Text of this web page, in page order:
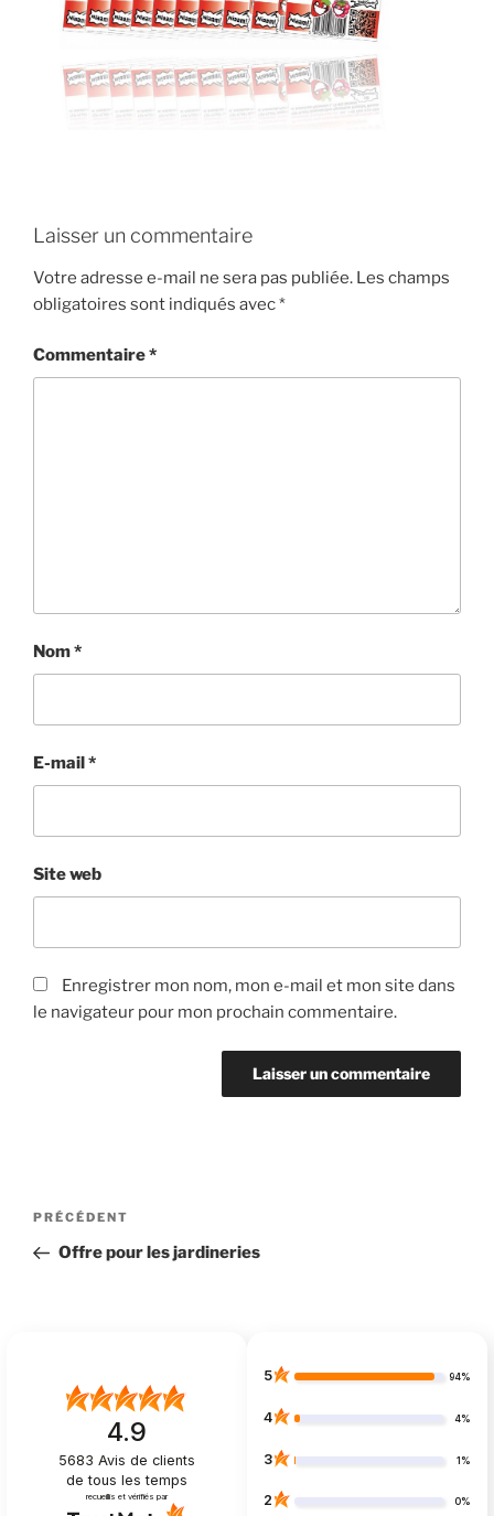
Laisser un commentaire
Votre adresse e-mail ne sera pas publiée. Les champs
obligatoires sont indiqués avec*
Commentaire*
Nom*
E-mail *
Site web
Enregistrer mon nom, mon e-mail et mon site dans
le navigateur pour mon prochain commentaire.
Navigation
l’article
Article
précédent
PRÉCÉDENT
Offre pour les jardineries
4.9
5683 Avis de clients
de tous les temps
recueillis et vérifiés par
5 94%
4 4%
3 1%
2 0%